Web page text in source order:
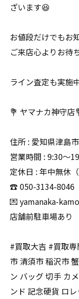
ざいます😆
お値段だけでもお
ご来店心よりお待
ライン査定も実施
💐 ヤマナカ神守店
住所 : 愛知県津島
営業時間 : 9:30〜
定休日 : 年中無休
☎️ 050-3134-8046
💌 yamanaka-
店舗前駐車場あり
#買取大吉 #買取
市 清須市 稲沢市
ン バッグ 切手 カ
ンド 記念硬貨 ロ